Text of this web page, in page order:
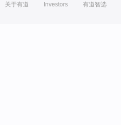
关于有道 Investors 有道智选